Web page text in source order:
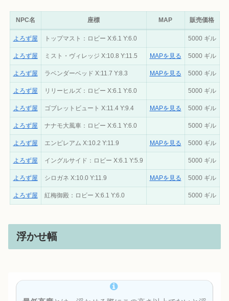
NPC名 座標 MAP 販売価格
よろず屋 トップマスト：ロビー X:6.1 Y:6.0 5000 ギル
よろず屋 ミスト・ヴィレッジ X:10.8 Y:11.5 MAPを見る 5000 ギル
よろず屋 ラベンダーベッド X:11.7 Y:8.3 MAPを見る 5000 ギル
よろず屋 リリーヒルズ：ロビー X:6.1 Y:6.0 5000 ギル
よろず屋 ゴブレットビュート X:11.4 Y:9.4 MAPを見る 5000 ギル
よろず屋 ナナモ大風車：ロビー X:6.1 Y:6.0 5000 ギル
よろず屋 エンピレアム X:10.2 Y:11.9 MAPを見る 5000 ギル
よろず屋 イングルサイド：ロビー X:6.1 Y:5.9 5000 ギル
よろず屋 シロガネ X:10.0 Y:11.9 MAPを見る 5000 ギル
よろず屋 紅梅御殿：ロビー X:6.1 Y:6.0 5000 ギル
浮かせ幅